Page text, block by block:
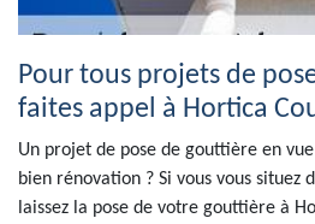
Pour tous projets de
faites appel à Hortica
Un projet de pose de gouttière en
bien rénovation ? Si vous vous situez
laissez la pose de votre gouttière à